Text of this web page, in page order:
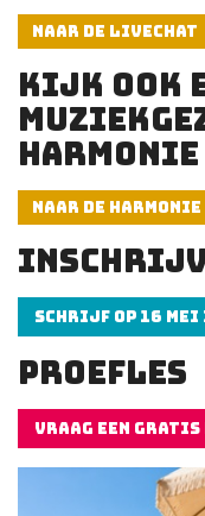
NAAR DE LIVECHAT
KIJK OOK
HARMONIE
NAAR DE HARMONIE
SCHRIJF OP 16 MEI
PROEFLES
VRAAG EEN GRATIS